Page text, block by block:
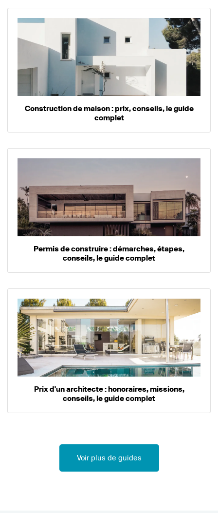
Construction de maison : prix, conseils, le guide
complet
Permis de construire : démarches, étapes,
conseils, le guide complet
Prix d'un architecte : honoraires, missions,
conseils, le guide complet
Voir plus de guides